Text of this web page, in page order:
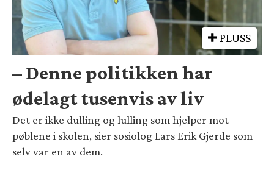
PLUSS
– Denne politikken har
ødelagt tusenvis av liv
Det er ikke dulling og lulling som hjelper mot
pøblene i skolen, sier sosiolog Lars Erik Gjerde som
selv var en av dem.